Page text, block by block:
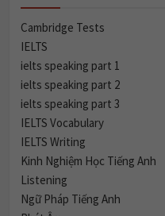
Cambridge Tests
IELTS
ielts speaking part 1
ielts speaking part 2
ielts speaking part 3
IELTS Vocabulary
IELTS Writing
Kinh Nghiệm Học Tiếng Anh
Listening
Ngữ Pháp Tiếng Anh